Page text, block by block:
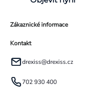
Zákaznické informace
Kontakt
drexiss@drexiss.cz
702 930 400